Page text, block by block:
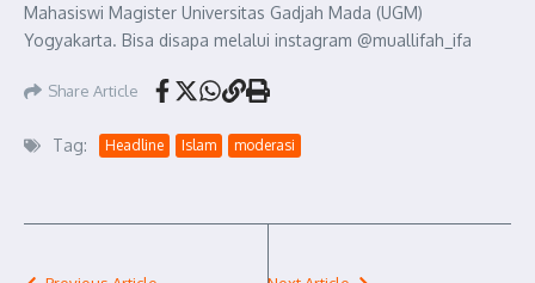
Mahasiswi Magister Universitas Gadjah Mada (UGM)
Yogyakarta. Bisa disapa melalui instagram @muallifah_ifa
Share Article
Tag: Headline Islam moderasi